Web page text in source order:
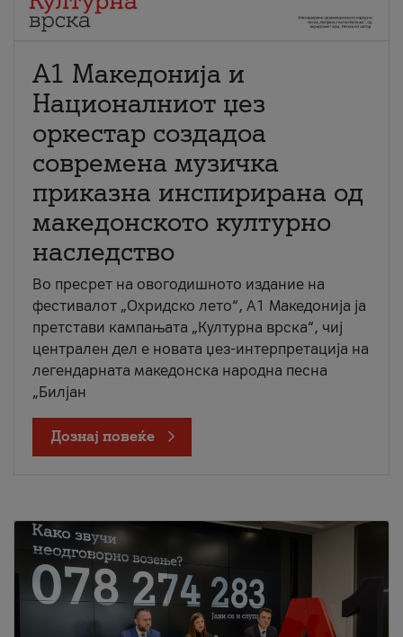
А1 Македонија и
Националниот џез
оркестар создадоа
современа музичка
приказна инспирирана од
македонското културно
наследство
Во пресрет на овогодишното издание на
фестивалот „Охридско лето“, А1 Македонија ја
претстави кампањата „Културна врска“, чиј
централен дел е новата џез-интерпретација на
легендарната македонска народна песна
„Билјан
Дознај повеќе